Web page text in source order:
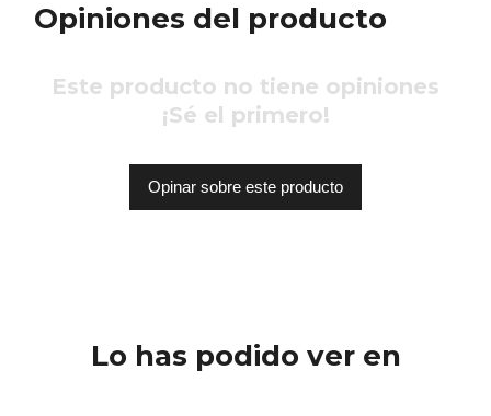
Opiniones del producto
Este producto no tiene opiniones
¡Sé el primero!
Opinar sobre este producto
Lo has podido ver en